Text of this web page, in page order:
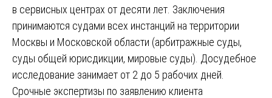
в сервисных центрах от десяти лет. Заключения
принимаются судами всех инстанций на территории
Москвы и Московской области (арбитражные суды,
суды общей юрисдикции, мировые суды). Досудебное
исследование занимает от 2 до 5 рабочих дней.
Срочные экспертизы по заявлению клиента